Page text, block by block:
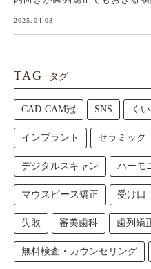
2025.04.08
TAG タグ
CAD-CAM冠 SNS く
インプラント セラミック
デジタルスキャン ハーモ
マウスピース矯正 受け口
失敗 審美歯科 歯列矯
無料検査・カウンセリング